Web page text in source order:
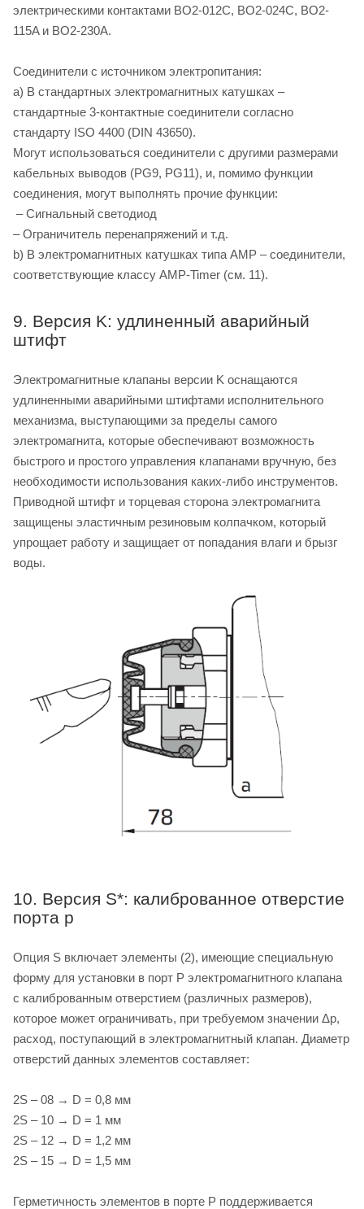
электрическими контактами BO2-012C, BO2-024C, BO2-
115A и BO2-230A.
Соединители с источником электропитания:
a) В стандартных электромагнитных катушках –
стандартные 3-контактные соединители согласно
стандарту ISO 4400 (DIN 43650).
Могут использоваться соединители с другими размерами
кабельных выводов (PG9, PG11), и, помимо функции
соединения, могут выполнять прочие функции:
– Сигнальный светодиод
– Ограничитель перенапряжений и т.д.
b) В электромагнитных катушках типа AMP – соединители,
соответствующие классу AMP-Timer (см. 11).
9. Версия K: удлиненный аварийный
штифт
Электромагнитные клапаны версии K оснащаются
удлиненными аварийными штифтами исполнительного
механизма, выступающими за пределы самого
электромагнита, которые обеспечивают возможность
быстрого и простого управления клапанами вручную, без
необходимости использования каких-либо инструментов.
Приводной штифт и торцевая сторона электромагнита
защищены эластичным резиновым колпачком, который
упрощает работу и защищает от попадания влаги и брызг
воды.
10. Версия S*: калиброванное отверстие
порта p
Опция S включает элементы (2), имеющие специальную
форму для установки в порт P электромагнитного клапана
с калиброванным отверстием (различных размеров),
которое может ограничивать, при требуемом значении Δp,
расход, поступающий в электромагнитный клапан. Диаметр
отверстий данных элементов составляет:
2S – 08 → D = 0,8 мм
2S – 10 → D = 1 мм
2S – 12 → D = 1,2 мм
2S – 15 → D = 1,5 мм
Герметичность элементов в порте P поддерживается